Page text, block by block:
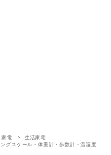
家電
生活家電
グスケール・体重計・歩数計・温湿度